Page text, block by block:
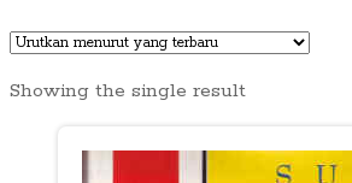
Showing the single result